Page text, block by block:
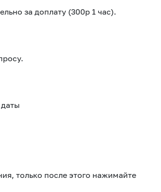
за доплату (300р 1 час).
только после этого нажимайте